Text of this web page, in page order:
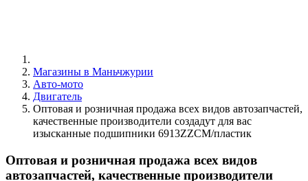
Магазины в Маньчжурии
Авто-мото
Двигатель
Оптовая и розничная продажа всех видов автозапчастей,
качественные производители создадут для вас
изысканные подшипники 6913ZZCM/пластик
Оптовая и розничная продажа всех видов
автозапчастей, качественные производители